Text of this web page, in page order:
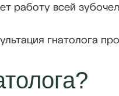
работу всей
гнатолога